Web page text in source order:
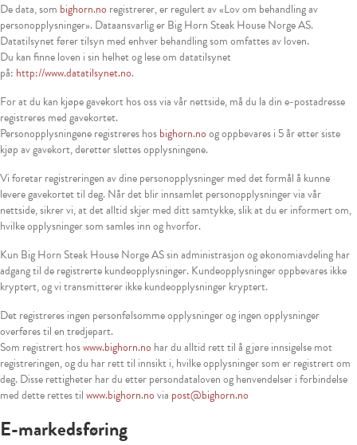
De data, som bighorn.no registrerer, er regulert av «Lov om behandling av
personopplysninger». Dataansvarlig er Big Horn Steak House Norge AS.
Datatilsynet fører tilsyn med enhver behandling som omfattes av loven.
Du kan finne loven i sin helhet og lese om datatilsynet
på: http://www.datatilsynet.no.
For at du kan kjøpe gavekort hos oss via vår nettside, må du la din e-postadresse
registreres med gavekortet.
Personopplysningene registreres hosbighorn.noog oppbevares i 5 år etter siste
kjøp av gavekort, deretter slettes opplysningene.
Vi foretar registreringen av dine personopplysninger med det formål å kunne
levere gavekortet til deg. Når det blir innsamlet personopplysninger via vår
nettside, sikrer vi, at det alltid skjer med ditt samtykke, slik at du er informert om,
hvilke opplysninger som samles inn og hvorfor.
Kun Big Horn Steak House Norge AS sin administrasjon og økonomiavdeling har
adgang til de registrerte kundeopplysninger. Kundeopplysninger oppbevares ikke
kryptert, og vi transmitterer ikke kundeopplysninger kryptert.
Det registreres ingen personfølsomme opplysninger og ingen opplysninger
overføres til en tredjepart.
Som registrert hoswww.bighorn.no har du alltid rett til å gjøre innsigelse mot
registreringen, og du har rett til innsikt i, hvilke opplysninger som er registrert om
deg. Disse rettigheter har du etter persondataloven og henvendelser i forbindelse
med dette rettes tilwww.bighorn.novia post@bighorn.no
E-markedsføring